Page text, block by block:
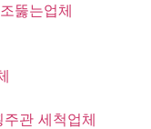
뚫는업체
관 세척업체